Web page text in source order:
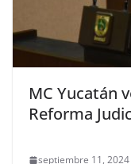
MC Yucatán
Reforma
septiembre 11, 2024